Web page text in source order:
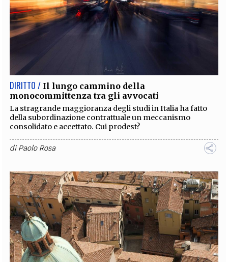
DIRITTO / Il lungo cammino della
monocommittenza tra gli avvocati
La stragrande maggioranza degli studi in Italia ha fatto
della subordinazione contrattuale un meccanismo
consolidato e accettato. Cui prodest?
diPaolo Rosa